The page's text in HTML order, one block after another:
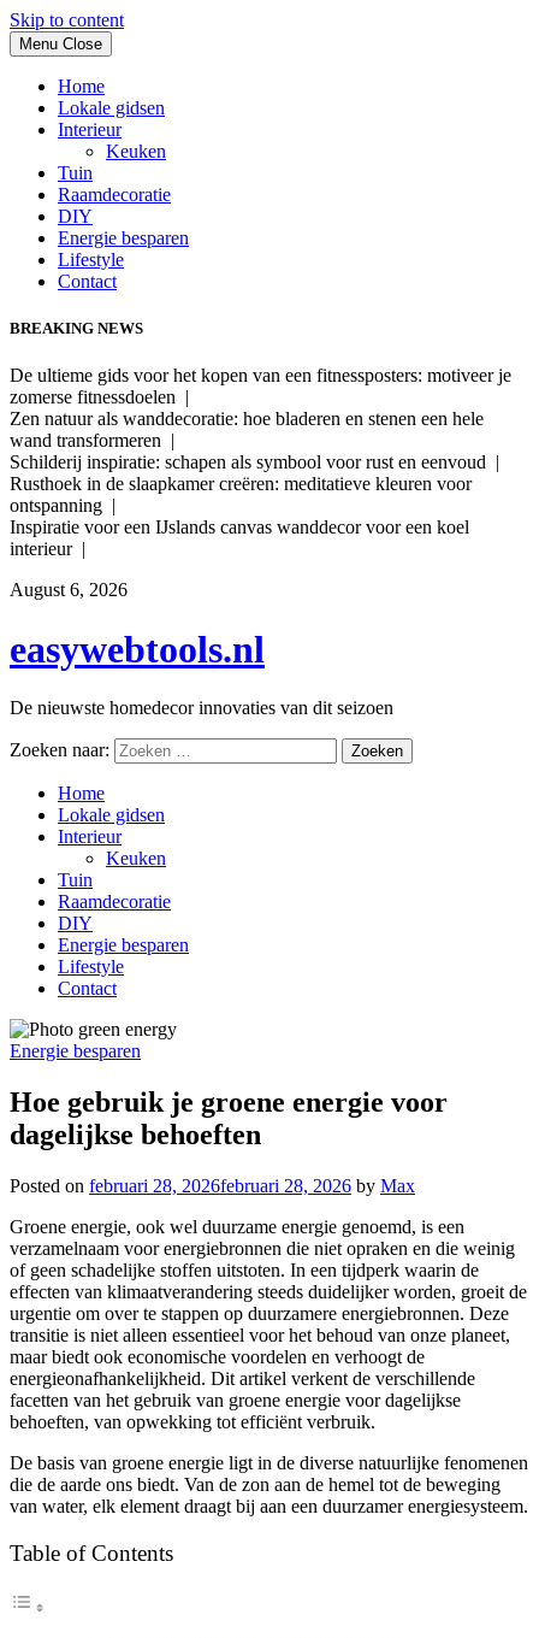
Skip to content
Menu Close
Home
Lokale gidsen
Interieur
Keuken
Tuin
Raamdecoratie
DIY
Energie besparen
Lifestyle
Contact
BREAKING NEWS
De ultieme gids voor het kopen van een fitnessposters: motiveer je
zomerse fitnessdoelen |
Zen natuur als wanddecoratie: hoe bladeren en stenen een hele
wand transformeren |
Schilderij inspiratie: schapen als symbool voor rust en eenvoud |
Rusthoek in de slaapkamer creëren: meditatieve kleuren voor
ontspanning |
Inspiratie voor een IJslands canvas wanddecor voor een koel
interieur |
August 6, 2026
easywebtools.nl
De nieuwste homedecor innovaties van dit seizoen
Zoeken naar:
Home
Lokale gidsen
Interieur
Keuken
Tuin
Raamdecoratie
DIY
Energie besparen
Lifestyle
Contact
Energie besparen
Hoe gebruik je groene energie voor
dagelijkse behoeften
Posted on februari 28, 2026februari 28, 2026 by Max
Groene energie, ook wel duurzame energie genoemd, is een
verzamelnaam voor energiebronnen die niet opraken en die weinig
of geen schadelijke stoffen uitstoten. In een tijdperk waarin de
effecten van klimaatverandering steeds duidelijker worden, groeit de
urgentie om over te stappen op duurzamere energiebronnen. Deze
transitie is niet alleen essentieel voor het behoud van onze planeet,
maar biedt ook economische voordelen en verhoogt de
energieonafhankelijkheid. Dit artikel verkent de verschillende
facetten van het gebruik van groene energie voor dagelijkse
behoeften, van opwekking tot efficiënt verbruik.
De basis van groene energie ligt in de diverse natuurlijke fenomenen
die de aarde ons biedt. Van de zon aan de hemel tot de beweging
van water, elk element draagt bij aan een duurzamer energiesysteem.
Table of Contents